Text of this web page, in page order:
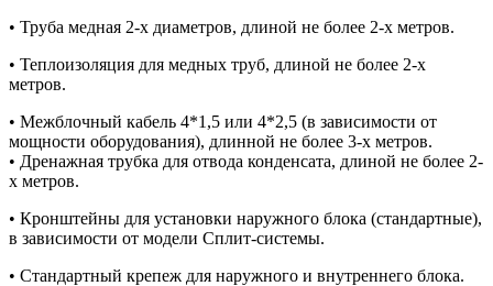
• Труба медная 2-х диаметров, длиной не более 2-х метров.
• Теплоизоляция для медных труб, длиной не более 2-х
метров.
• Межблочный кабель 4*1,5 или 4*2,5 (в зависимости от
мощности оборудования), длинной не более 3-х метров.
• Дренажная трубка для отвода конденсата, длиной не более 2-
х метров.
• Кронштейны для установки наружного блока (стандартные),
в зависимости от модели Сплит-системы.
• Стандартный крепеж для наружного и внутреннего блока.